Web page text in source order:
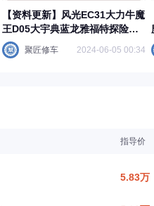
【资料更新】风光EC31大力牛魔
王D05大宇典蓝龙雅福特探险者
维修手册电路图
聚匠修车 2024-06-05 00:34
指导价
5.83万